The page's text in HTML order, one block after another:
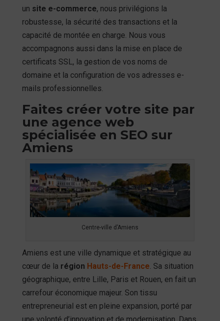
un site e-commerce, nous privilégions la
robustesse, la sécurité des transactions et la
capacité de montée en charge. Nous vous
accompagnons aussi dans la mise en place de
certificats SSL, la gestion de vos noms de
domaine et la configuration de vos adresses e-
mails professionnelles.
Faites créer votre site par
une agence web
spécialisée en SEO sur
Amiens
Centre-ville d’Amiens
Amiens est une ville dynamique et stratégique au
cœur de la région Hauts-de-France. Sa situation
géographique, entre Lille, Paris et Rouen, en fait un
carrefour économique majeur. Son tissu
entrepreneurial est en pleine expansion, porté par